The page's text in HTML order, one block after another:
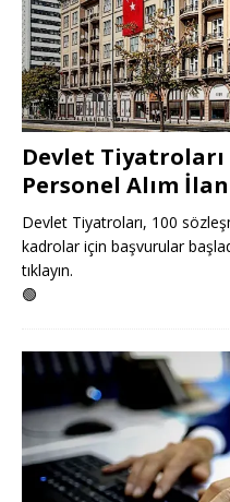
Devlet Tiyatroları
Personel Alım
Devlet Tiyatroları, 100
kadrolar için başvurular
tıklayın.
🟢